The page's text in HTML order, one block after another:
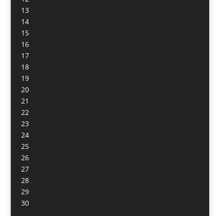
13
14
15
16
17
18
19
20
21
22
23
24
25
26
27
28
29
30